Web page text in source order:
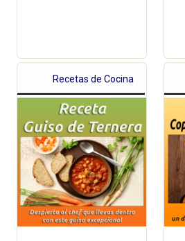
Recetas de Cocina